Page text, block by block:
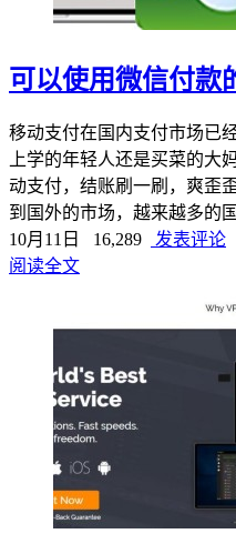
可以使用微信付款
移动支付在国内支付市场已
上学的年轻人还是买菜的大
动支付，结账刷一刷，爽歪
到国外的市场，越来越多的
10月11日
16,289
发表评论
阅读全文